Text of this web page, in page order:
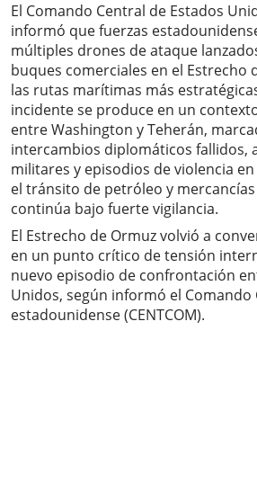
El Comando Central de Estados
informó que fuerzas
múltiples drones de ataque
buques comerciales en el Estrecho
las rutas marítimas más
incidente se produce en un
entre Washington y Teherán,
intercambios diplomáticos fallidos,
militares y episodios de violencia
el tránsito de petróleo y
continúa bajo fuerte vigilancia.
El Estrecho de Ormuz volvió a
en un punto crítico de tensión
nuevo episodio de confrontación
Unidos, según informó el Comando
estadounidense (CENTCOM).